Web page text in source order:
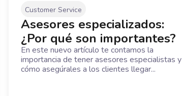
Customer Service
Asesores especializados:
¿Por qué son importantes?
En este nuevo artículo te contamos la
importancia de tener asesores especialistas y
cómo asegúrales a los clientes llegar...